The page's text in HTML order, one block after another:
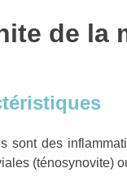
de la
sont des
(ténosynovite)